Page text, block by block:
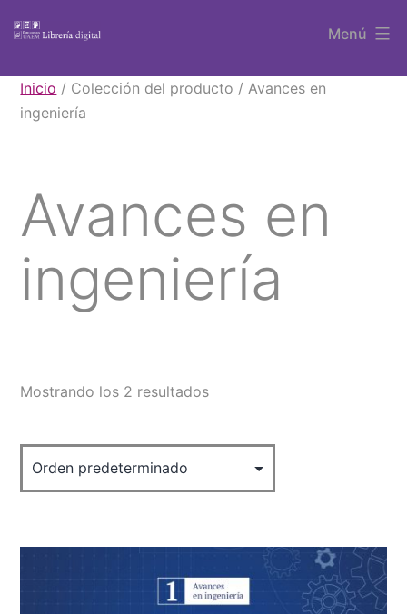
contenido
Libros
UAEM
Menú
Inicio / Colección del producto / Avances en
ingeniería
Avances en
ingeniería
Mostrando los 2 resultados